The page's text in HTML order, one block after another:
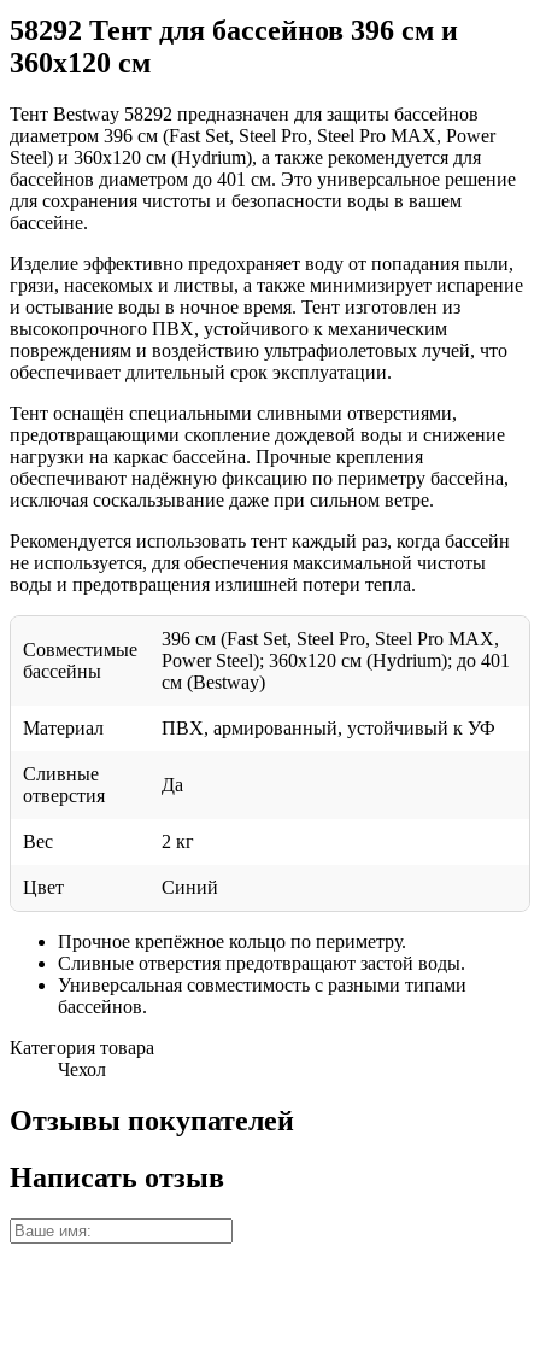
58292 Тент для бассейнов 396 см и
360x120 см
Тент Bestway 58292 предназначен для защиты бассейнов
диаметром 396 см (Fast Set, Steel Pro, Steel Pro MAX, Power
Steel) и 360x120 см (Hydrium), а также рекомендуется для
бассейнов диаметром до 401 см. Это универсальное решение
для сохранения чистоты и безопасности воды в вашем
бассейне.
Изделие эффективно предохраняет воду от попадания пыли,
грязи, насекомых и листвы, а также минимизирует испарение
и остывание воды в ночное время. Тент изготовлен из
высокопрочного ПВХ, устойчивого к механическим
повреждениям и воздействию ультрафиолетовых лучей, что
обеспечивает длительный срок эксплуатации.
Тент оснащён специальными сливными отверстиями,
предотвращающими скопление дождевой воды и снижение
нагрузки на каркас бассейна. Прочные крепления
обеспечивают надёжную фиксацию по периметру бассейна,
исключая соскальзывание даже при сильном ветре.
Рекомендуется использовать тент каждый раз, когда бассейн
не используется, для обеспечения максимальной чистоты
воды и предотвращения излишней потери тепла.
Совместимые
бассейны
396 см (Fast Set, Steel Pro, Steel Pro MAX,
Power Steel); 360x120 см (Hydrium); до 401
см (Bestway)
Материал ПВХ, армированный, устойчивый к УФ
Сливные
отверстия
Да
Вес 2 кг
Цвет Синий
Прочное крепёжное кольцо по периметру.
Сливные отверстия предотвращают застой воды.
Универсальная совместимость с разными типами
бассейнов.
Категория товара
Чехол
Отзывы покупателей
Написать отзыв